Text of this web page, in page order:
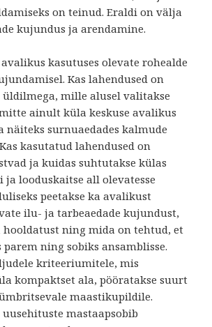
on teinud. Eraldi on välja
kujundus ja arendamine.
kasutuses olevate rohealde
Kas lahendused on
üldilmega, mille alusel valitakse
ainult küla keskuse avalikus
näiteks surnuaedades kalmude
kasutatud lahendused on
ja kuidas suhtutakse külas
looduskaitse all olevatesse
peetakse ka avalikust
ilu- ja tarbeaedade kujundust,
hooldatust ning mida on tehtud, et
parem ning sobiks ansamblisse.
kriteeriumitele, mis
kompaktset ala, pööratakse suurt
maastikupildile.
mastaapsobib